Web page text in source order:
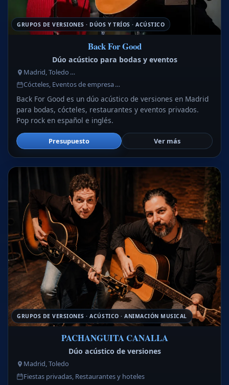
GRUPOS DE VERSIONES · DÚOS Y TRÍOS · ACÚSTICO
Back For Good
Dúo acústico para bodas y eventos
Madrid, Toledo …
Cócteles, Eventos de empresa …
Back For Good es un dúo acústico de versiones en Madrid
para bodas, cócteles, restaurantes y eventos privados.
Pop rock en español e inglés.
Presupuesto Ver más
GRUPOS DE VERSIONES · ACÚSTICO · ANIMACIÓN MUSICAL
PACHANGUITA CANALLA
Dúo acústico de versiones
Madrid, Toledo
Fiestas privadas, Restaurantes y hoteles